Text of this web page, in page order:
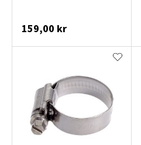
159,00 kr